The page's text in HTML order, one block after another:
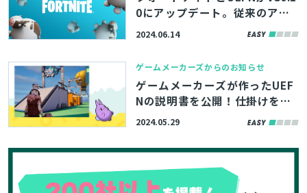
0にアップデート。従来のアク
ターとは異なるオブジェクト構
実験的機能として導入
2024.06.14
ゲームメーカーズからのお知らせ
ゲームメーカーズが作ったUEF
Nの説明書を公開！仕掛けを組
み合わせたギミックの作成手順
スクランブル2024】
2024.05.29